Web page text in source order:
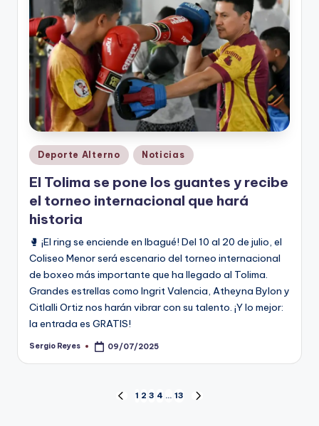
Publicado
en
Deporte Alterno Noticias
El Tolima se pone los guantes y recibe
el torneo internacional que hará
historia
🥊 ¡El ring se enciende en Ibagué! Del 10 al 20 de julio, el
Coliseo Menor será escenario del torneo internacional
de boxeo más importante que ha llegado al Tolima.
Grandes estrellas como Ingrit Valencia, Atheyna Bylon y
Citlalli Ortiz nos harán vibrar con su talento. ¡Y lo mejor:
la entrada es GRATIS!
Publicado
Sergio Reyes 09/07/2025
PaginaciónPÁGINA
1 2 3 4 … 13